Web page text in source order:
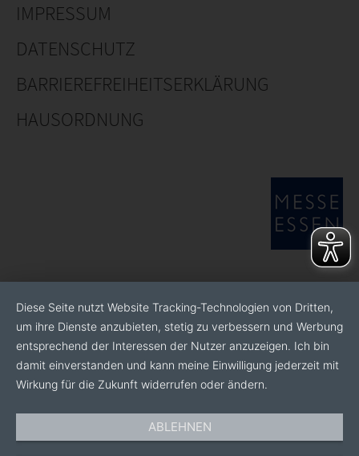
IMPRESSUM
DATENSCHUTZ
BARRIEREFREIHEITSERKLÄRUNG
HAUSORDNUNG
Diese Seite nutzt Website Tracking-Technologien von Dritten,
um ihre Dienste anzubieten, stetig zu verbessern und Werbung
entsprechend der Interessen der Nutzer anzuzeigen. Ich bin
damit einverstanden und kann meine Einwilligung jederzeit mit
Wirkung für die Zukunft widerrufen oder ändern.
ABLEHNEN